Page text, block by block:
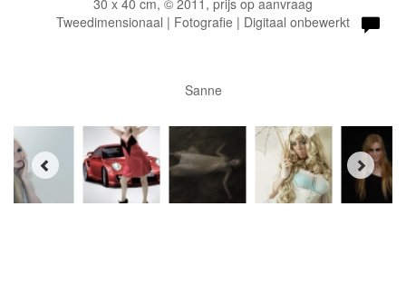
30 x 40 cm, © 2011, prijs op aanvraag
Tweedimensionaal | Fotografie | Digitaal onbewerkt
Sanne